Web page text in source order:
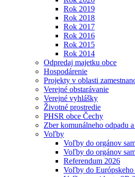
Rok 2019
Rok 2018
Rok 2017
Rok 2016
Rok 2015
Rok 2014
Odpredaj majetku obce
Hospodárenie
Projekty v oblasti
Verejné obstarávanie
Verejné vyhlášky
Životné prostredie
PHSR obce Čechy
Zber komunálneho odpadu
Voľby
Voľby do orgánov
Voľby do orgánov
Referendum 2026
Voľby do Európskeho